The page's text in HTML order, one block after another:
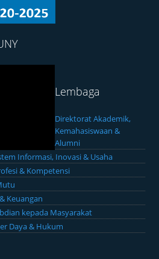
Lembaga
Direktorat Akademik,
Kemahasiswaan &
Alumni
Informasi, Inovasi & Usaha
& Kompetensi
Keuangan
kepada Masyarakat
Daya & Hukum